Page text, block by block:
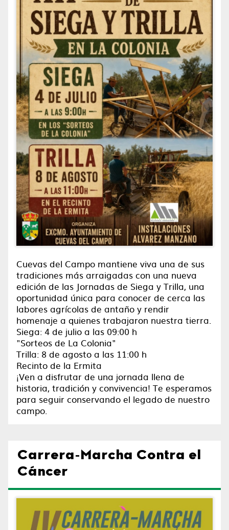
Cuevas del Campo mantiene viva una de sus
tradiciones más arraigadas con una nueva
edición de las Jornadas de Siega y Trilla, una
oportunidad única para conocer de cerca las
labores agrícolas de antaño y rendir
homenaje a quienes trabajaron nuestra tierra.
Siega: 4 de julio a las 09:00 h
"Sorteos de La Colonia"
Trilla: 8 de agosto a las 11:00 h
Recinto de la Ermita
¡Ven a disfrutar de una jornada llena de
historia, tradición y convivencia! Te esperamos
para seguir conservando el legado de nuestro
campo.
Carrera-Marcha Contra el
Cáncer